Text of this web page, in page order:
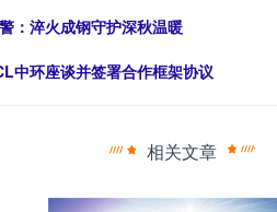
：淬火成钢守护深秋温暖
中环座谈并签署合作框架协议
相关文章